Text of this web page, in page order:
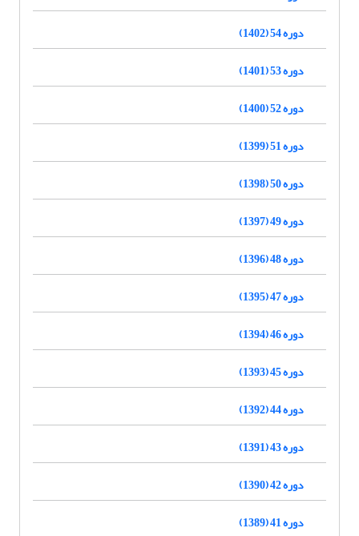
دوره 54 (1402)
دوره 53 (1401)
دوره 52 (1400)
دوره 51 (1399)
دوره 50 (1398)
دوره 49 (1397)
دوره 48 (1396)
دوره 47 (1395)
دوره 46 (1394)
دوره 45 (1393)
دوره 44 (1392)
دوره 43 (1391)
دوره 42 (1390)
دوره 41 (1389)